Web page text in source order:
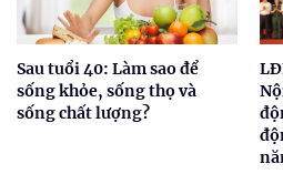
Sau tuổi 40: Làm sao để
sống khỏe, sống thọ và
sống chất lượng?